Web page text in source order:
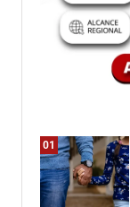
01